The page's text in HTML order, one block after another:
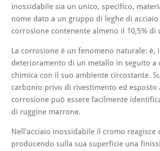
inossidabile sia un unico, specifico,
nome dato a un gruppo di leghe di
corrosione contenente almeno il 10,5% di
La corrosione è un fenomeno naturale: è,
deterioramento di un metallo in seguito a
chimica con il suo ambiente circostante.
carbonio privo di rivestimento ed esposto
corrosione può essere facilmente
di ruggine marrone.
Nell'acciaio inossidabile il cromo reagisce
producendo sulla sua superficie una